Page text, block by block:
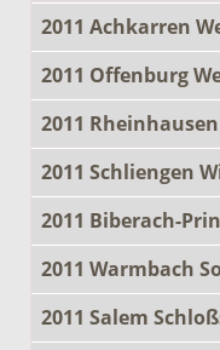
2011 Achkarren
2011 Offenburg
2011
2011 Schliengen
2011 Biberach-
2011 Warmbach
2011 Salem